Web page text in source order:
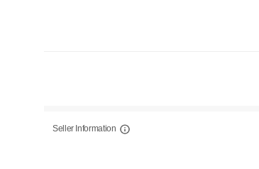
Seller Information